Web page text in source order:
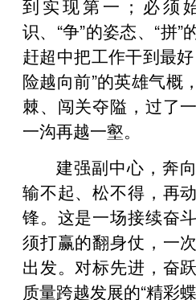
到实现第一；必须
识、“争”的姿态、“拼
赶超中把工作干到最
险越向前”的英雄气概
棘、闯关夺隘，过了
一沟再越一壑。
建强副中心，奔
输不起、松不得，再
锋。这是一场接续奋
须打赢的翻身仗，一
出发。对标先进，奋
质量跨越发展的“精彩蝶